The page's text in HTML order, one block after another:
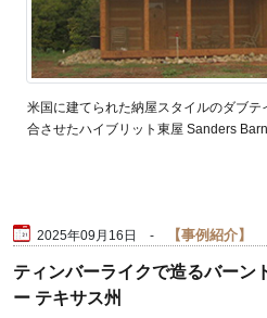
米国に建てられた納屋スタイルのダブ
合させたハイブリット東屋 Sanders
2025年09月16日 - 事例紹介
ティンバーライクで造るバーン
ー テキサス州